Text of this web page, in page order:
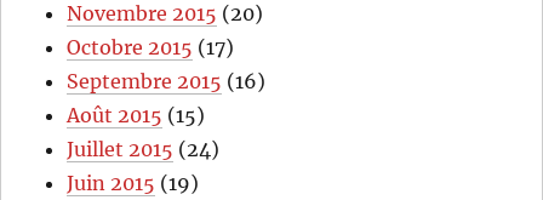
Novembre 2015 (20)
Octobre 2015 (17)
Septembre 2015 (16)
Août 2015 (15)
Juillet 2015 (24)
Juin 2015 (19)